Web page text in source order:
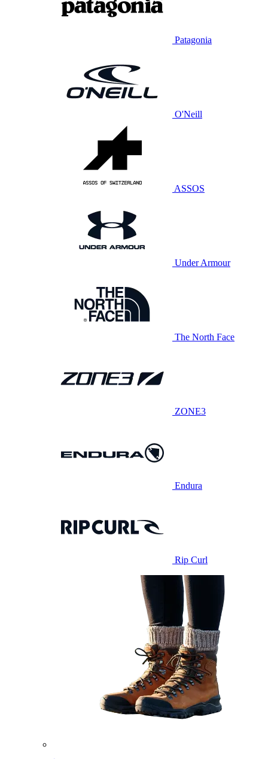
Patagonia
O'Neill
ASSOS
Under Armour
The North Face
ZONE3
Endura
Rip Curl